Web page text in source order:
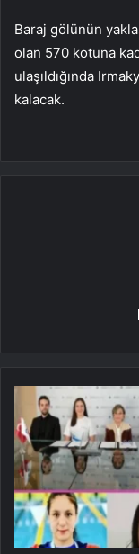
Baraj gölünün
olan 570 kotuna
ulaşıldığında
kalacak.